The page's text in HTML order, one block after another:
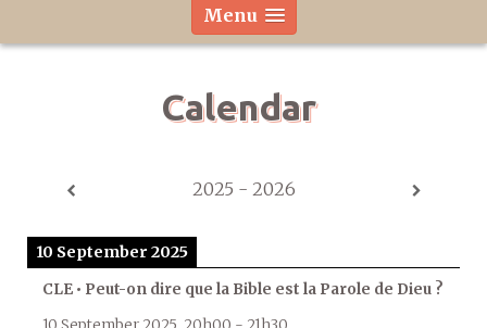
Menu
Calendar
2025 - 2026
10 September 2025
CLE • Peut-on dire que la Bible est la Parole de Dieu ?